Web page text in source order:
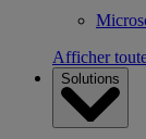
Afficher
Solutions